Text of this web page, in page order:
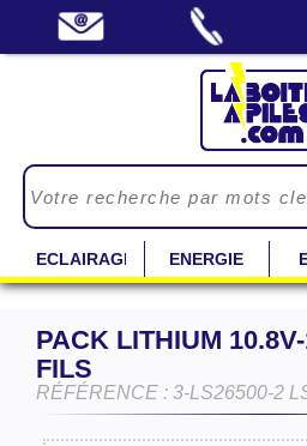
ECLAIRAGE ENERGIE
PACK LITHIUM
FILS
RÉFÉRENCE : 3-LS26500-2